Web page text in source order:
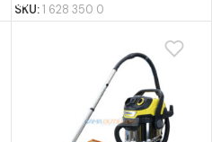
SKU:1 628 350 0